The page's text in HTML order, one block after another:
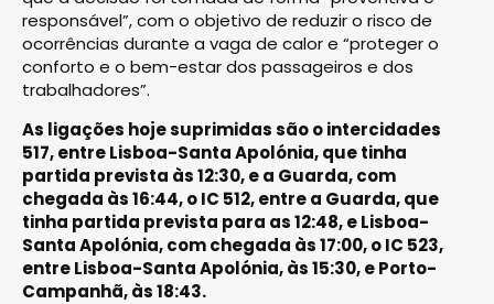
responsável”, com o objetivo de reduzir o risco de
ocorrências durante a vaga de calor e “proteger o
conforto e o bem-estar dos passageiros e dos
trabalhadores”.
As ligações hoje suprimidas são o intercidades
517, entre Lisboa-Santa Apolónia, que tinha
partida prevista às 12:30, e a Guarda, com
chegada às 16:44, o IC 512, entre a Guarda, que
tinha partida prevista para as 12:48, e Lisboa-
Santa Apolónia, com chegada às 17:00, o IC 523,
entre Lisboa-Santa Apolónia, às 15:30, e Porto-
Campanhã, às 18:43.